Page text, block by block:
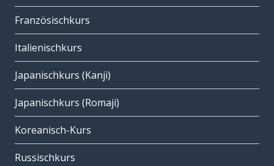
Französischkurs
Italienischkurs
Japanischkurs (Kanji)
Japanischkurs (Romaji)
Koreanisch-Kurs
Russischkurs